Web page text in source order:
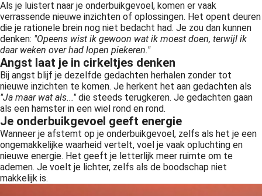
Als je luistert naar je onderbuikgevoel, komen er vaak
verrassende nieuwe inzichten of oplossingen. Het opent deuren
die je rationele brein nog niet bedacht had. Je zou dan kunnen
denken: "Opeens wist ik gewoon wat ik moest doen, terwijl ik
daar weken over had lopen piekeren."
Angst laat je in cirkeltjes denken
Bij angst blijf je dezelfde gedachten herhalen zonder tot
nieuwe inzichten te komen. Je herkent het aan gedachten als
"Ja maar wat als..."die steeds terugkeren. Je gedachten gaan
als een hamster in een wiel rond en rond.
Je onderbuikgevoel geeft energie
Wanneer je afstemt op je onderbuikgevoel, zelfs als het je een
ongemakkelijke waarheid vertelt, voel je vaak opluchting en
nieuwe energie. Het geeft je letterlijk meer ruimte om te
ademen. Je voelt je lichter, zelfs als de boodschap niet
makkelijk is.